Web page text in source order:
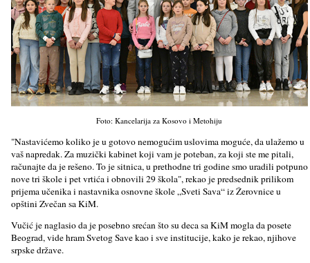
Foto: Kancelarija za Kosovo i Metohiju
"Nastavićemo koliko je u gotovo nemogućim uslovima moguće, da ulažemo u
vaš napredak. Za muzički kabinet koji vam je poteban, za koji ste me pitali,
računajte da je rešeno. To je sitnica, u prethodne tri godine smo uradili potpuno
nove tri škole i pet vrtića i obnovili 29 škola", rekao je predsednik prilikom
prijema učenika i nastavnika osnovne škole „Sveti Sava“ iz Žerovnice u
opštini Zvečan sa KiM.
Vučić je naglasio da je posebno srećan što su deca sa KiM mogla da posete
Beograd, vide hram Svetog Save kao i sve institucije, kako je rekao, njihove
srpske države.